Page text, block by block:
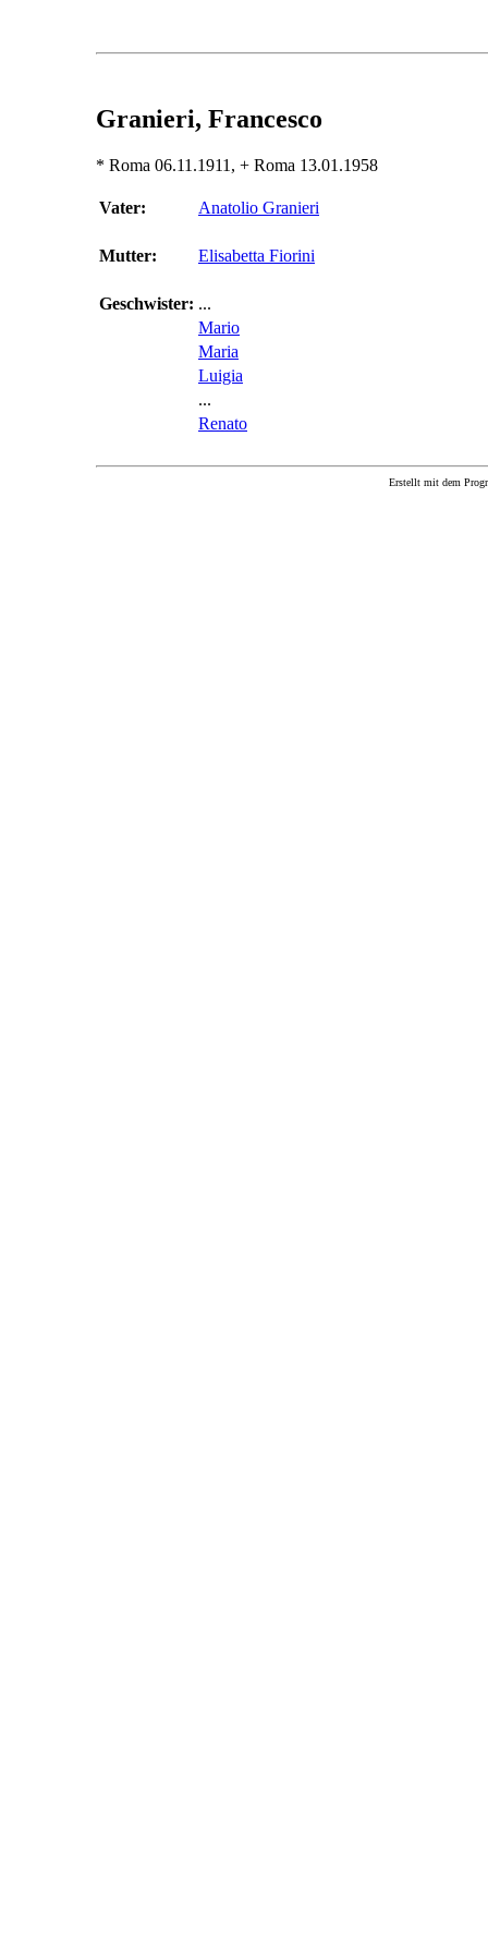
Granieri, Francesco
* Roma 06.11.1911, + Roma 13.01.1958
Vater: Anatolio Granieri
Mutter: Elisabetta Fiorini
Geschwister: ...
Mario
Maria
Luigia
...
Renato
Erstellt mit dem